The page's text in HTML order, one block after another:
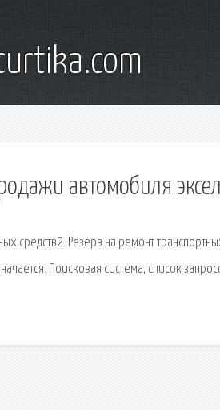
автомобиля
средств2. Резерв на ремонт
Поисковая сиcтема, список